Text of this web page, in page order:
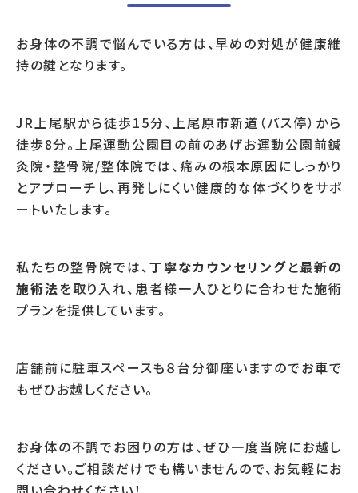
お身体の不調で悩んでいる方は、早めの対処が健康維
持の鍵となります。
JR上尾駅から徒歩15分、上尾原市新道（バス停）から
徒歩8分。上尾運動公園目の前のあげお運動公園前鍼
灸院・整骨院/整体院では、痛みの根本原因にしっかり
とアプローチし、再発しにくい健康的な体づくりをサポ
ートいたします。
私たちの整骨院では、丁寧なカウンセリングと最新の
施術法を取り入れ、患者様一人ひとりに合わせた施術
プランを提供しています。
店舗前に駐車スペースも８台分御座いますのでお車で
もぜひお越しください。
お身体の不調でお困りの方は、ぜひ一度当院にお越し
ください。ご相談だけでも構いませんので、お気軽にお